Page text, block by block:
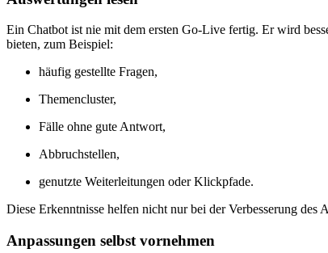
Ein Chatbot ist nie mit dem ersten Go-Live fertig. Er wird
bieten, zum Beispiel:
häufig gestellte Fragen,
Themencluster,
Fälle ohne gute Antwort,
Abbruchstellen,
genutzte Weiterleitungen oder Klickpfade.
Diese Erkenntnisse helfen nicht nur bei der Verbesserung
Anpassungen selbst vornehmen